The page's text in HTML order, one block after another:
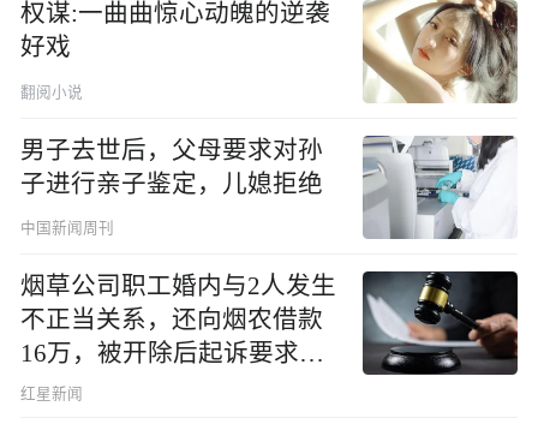
权谋:一曲曲惊心动魄的逆袭
好戏
翻阅小说
男子去世后，父母要求对孙
子进行亲子鉴定，儿媳拒绝
中国新闻周刊
烟草公司职工婚内与2人发生
不正当关系，还向烟农借款
16万，被开除后起诉要求复
职，法院判了
红星新闻